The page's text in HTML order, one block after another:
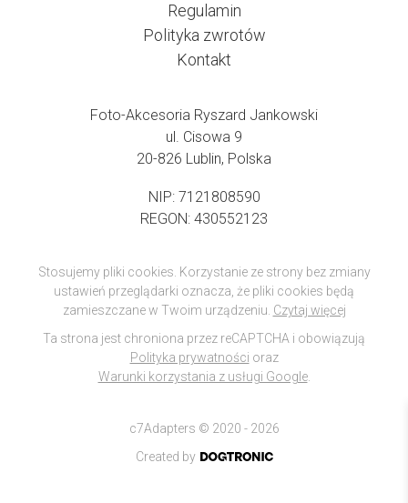
Regulamin
Polityka zwrotów
Kontakt
Foto-Akcesoria Ryszard Jankowski
ul. Cisowa 9
20-826 Lublin, Polska
NIP: 7121808590
REGON: 430552123
Stosujemy pliki cookies. Korzystanie ze strony bez zmiany
ustawień przeglądarki oznacza, że pliki cookies będą
zamieszczane w Twoim urządzeniu. Czytaj więcej
Ta strona jest chroniona przez reCAPTCHA i obowiązują
Polityka prywatności oraz
Warunki korzystania z usługi Google.
c7Adapters © 2020 - 2026
Created by